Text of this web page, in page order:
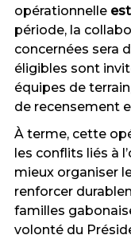
opérationnelle
période, la
concernées sera
éligibles sont
équipes de
de recensement
À terme, cette
les conflits liés à
mieux organiser
renforcer
familles
volonté du